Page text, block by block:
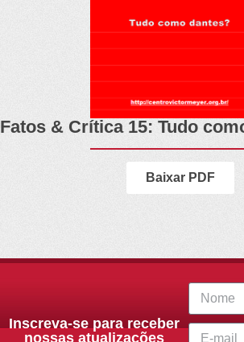
Fatos & Crítica 15: Tudo
Baixar PDF
Inscreva-se para receber
nossas atualizações